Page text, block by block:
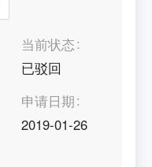
当前状态
已驳回
申请日期
2019-01-26